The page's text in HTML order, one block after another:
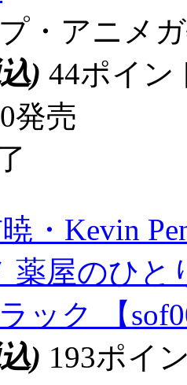
アミュー
アルバム「
アニメガ
・アニメ